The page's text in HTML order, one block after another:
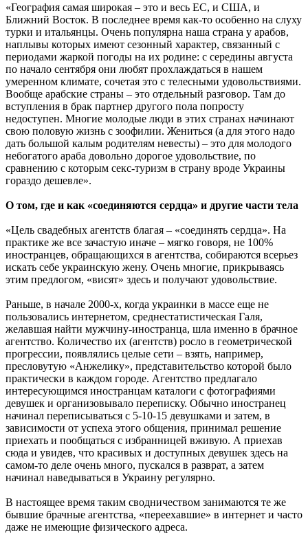
«География самая широкая – это и весь ЕС, и США, и
Ближний Восток. В последнее время как-то особенно на слуху
турки и итальянцы. Очень популярна наша страна у арабов,
наплывы которых имеют сезонный характер, связанный с
периодами жаркой погоды на их родине: с середины августа
по начало сентября они любят прохлаждаться в нашем
умеренном климате, сочетая это с телесными удовольствиями.
Вообще арабские страны – это отдельный разговор. Там до
вступления в брак партнер другого пола попросту
недоступен. Многие молодые люди в этих странах начинают
свою половую жизнь с зоофилии. Жениться (а для этого надо
дать большой калым родителям невесты) – это для молодого
небогатого араба довольно дорогое удовольствие, по
сравнению с которым секс-туризм в страну вроде Украины
гораздо дешевле».
О том, где и как «соединяются сердца» и другие части тела
«Цель свадебных агентств благая – «соединять сердца». На
практике же все зачастую иначе – мягко говоря, не 100%
иностранцев, обращающихся в агентства, собираются всерьез
искать себе украинскую жену. Очень многие, прикрываясь
этим предлогом, «висят» здесь и получают удовольствие.
Раньше, в начале 2000-х, когда украинки в массе еще не
пользовались интернетом, среднестатистическая Галя,
желавшая найти мужчину-иностранца, шла именно в брачное
агентство. Количество их (агентств) росло в геометрической
прогрессии, появлялись целые сети – взять, например,
пресловутую «Анжелику», представительство которой было
практически в каждом городе. Агентство предлагало
интересующимся иностранцам каталоги с фотографиями
девушек и организовывало переписку. Обычно иностранец
начинал переписываться с 5-10-15 девушками и затем, в
зависимости от успеха этого общения, принимал решение
приехать и пообщаться с избранницей вживую. А приехав
сюда и увидев, что красивых и доступных девушек здесь на
самом-то деле очень много, пускался в разврат, а затем
начинал наведываться в Украину регулярно.
В настоящее время таким сводничеством занимаются те же
бывшие брачные агентства, «переехавшие» в интернет и часто
даже не имеющие физического адреса.